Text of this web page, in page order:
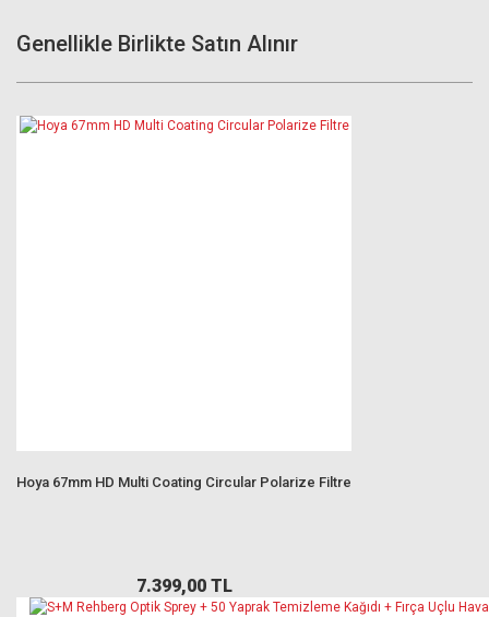
Genellikle Birlikte Satın Alınır
Hoya 67mm HD Multi Coating Circular Polarize Filtre
7.399,00 TL